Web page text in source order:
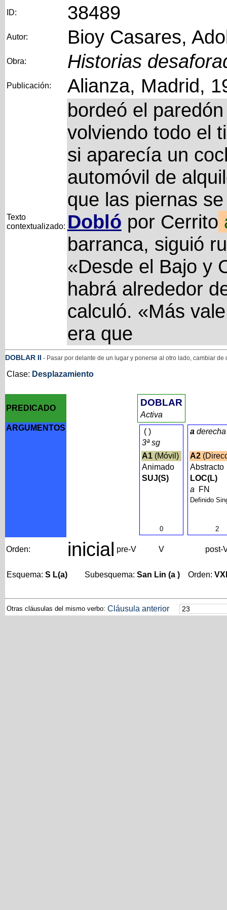
ID: 38489
Autor: Bioy Casares,
Obra: Historias
Publicación: Alianza, Madrid,
Texto
contextualizado:
bordeó el
volviendo todo el
si aparecía un
automóvil de
que las piernas
Dobló por Cerrito
barranca, siguió
«Desde el Bajo y
habrá alrededor
calculó. «Más
era que
DOBLAR II - Pasar por delante de un lugar y ponerse al otro lado, cambiar de
Clase: Desplazamiento
PREDICADO
DOBLAR
Activa
ARGUMENTOS
()
3ª sg
A1(Móvil)
Animado
SUJ(S)
0
a derecha
A2
Abstracto
LOC(L)
a
FN
Definido
2
Orden: inicial pre-V V post-
Esquema: S L(a) Subesquema: San Lin (a ) Orden:
Otras cláusulas del mismo verbo: Cláusula anterior